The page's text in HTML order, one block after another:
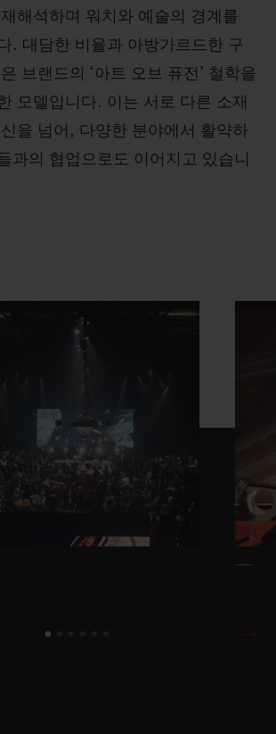
해석하며 워치와 예술의 경계를
. 대담한 비율과 아방가르드한 구
브랜드의 ‘아트 오브 퓨전’ 철학을
모델입니다. 이는 서로 다른 소재
을 넘어, 다양한 분야에서 활약하
과의 협업으로도 이어지고 있습니